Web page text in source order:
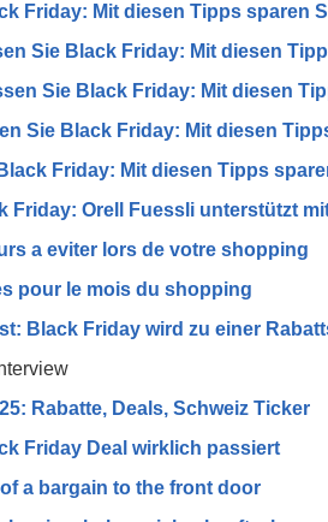
Friday: Mit diesen Tipps sparen
Sie Black Friday: Mit diesen
Sie Black Friday: Mit diesen
Sie Black Friday: Mit diesen
Friday: Mit diesen Tipps
Friday: Orell Fuessli unterstützt
a eviter lors de votre shopping
pour le mois du shopping
Black Friday wird zu einer
Rabatte, Deals, Schweiz Ticker
Friday Deal wirklich passiert
a bargain to the front door